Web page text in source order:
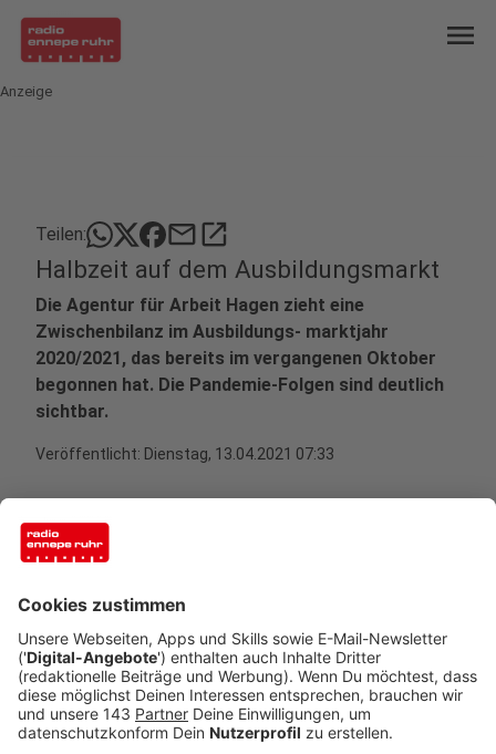
menu
Anzeige
Teilen: mailopen_in_new
Halbzeit auf dem Ausbildungsmarkt
Die Agentur für Arbeit Hagen zieht eine
Zwischenbilanz im Ausbildungs- marktjahr
2020/2021, das bereits im vergangenen Oktober
begonnen hat. Die Pandemie-Folgen sind deutlich
sichtbar.
Veröffentlicht: Dienstag, 13.04.2021 07:33
Im Ennepe-Ruhr-Kreis suchen noch viele junge
Menschen eine Ausbildungsstelle. Im seit Oktober
laufenden Ausbildungsjahr sind 16% weniger
Lehrstellen gemeldet worden. Auch die Zahl der
Bewerber ist zwar gesunken, aber nur ganz leicht. Rein
rechnerisch stehen für jeden 1,1 Stellen zur